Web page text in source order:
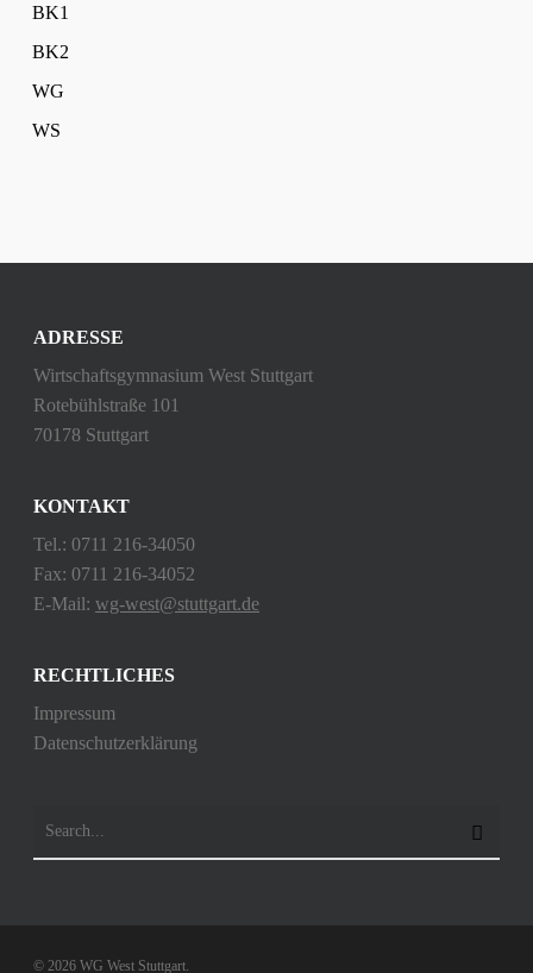
BK1
BK2
WG
WS
ADRESSE
Wirtschaftsgymnasium West Stuttgart
Rotebühlstraße 101
70178 Stuttgart
KONTAKT
Tel.: 0711 216-34050
Fax: 0711 216-34052
E-Mail: wg-west@stuttgart.de
RECHTLICHES
Impressum
Datenschutzerklärung
© 2026 WG West Stuttgart.